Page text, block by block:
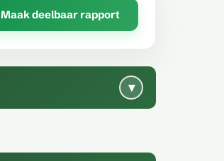
Maak deelbaar rapport
▾